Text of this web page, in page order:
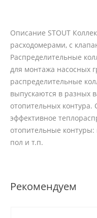
Описание STOUT
расходомерами, с
Распределительные
для монтажа насосных
распределительные
выпускаются в разных
отопительных
эффективное
отопительные
пол и т.п.
Рекомендуем